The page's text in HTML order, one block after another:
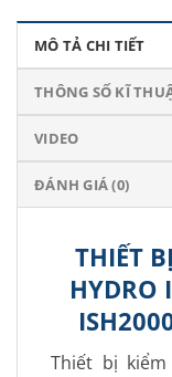
MÔ TẢ CHI TIẾT
THÔNG SỐ KĨ
VIDEO
ĐÁNH GIÁ (0)
THIẾT
HYDRO
Thiết bị kiểm